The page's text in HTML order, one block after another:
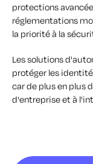
protections
réglementations
la priorité à la
Les solutions
protéger les
car de plus en plus
d'entreprise et à